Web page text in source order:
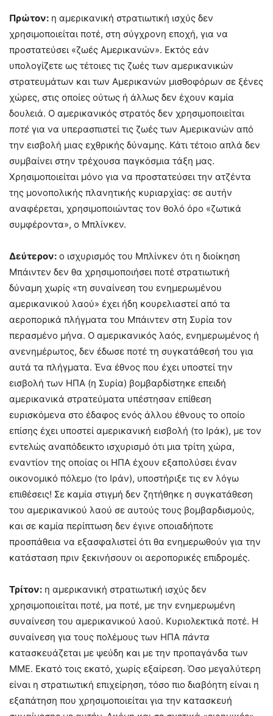
Πρώτον: η αμερικανική στρατιωτική ισχύς δεν
χρησιμοποιείται ποτέ, στη σύγχρονη εποχή, για να
προστατεύσει «ζωές Αμερικανών». Εκτός εάν
υπολογίζετε ως τέτοιες τις ζωές των αμερικανικών
στρατευμάτων και των Αμερικανών μισθοφόρων σε ξένες
χώρες, στις οποίες ούτως ή άλλως δεν έχουν καμία
δουλειά. Ο αμερικανικός στρατός δεν χρησιμοποιείται
ποτέ για να υπερασπιστεί τις ζωές των Αμερικανών από
την εισβολή μιας εχθρικής δύναμης. Κάτι τέτοιο απλά δεν
συμβαίνει στην τρέχουσα παγκόσμια τάξη μας.
Χρησιμοποιείται μόνο για να προστατεύσει την ατζέντα
της μονοπολικής πλανητικής κυριαρχίας: σε αυτήν
αναφέρεται, χρησιμοποιώντας τον θολό όρο «ζωτικά
συμφέροντα», ο Μπλίνκεν.
Δεύτερον: ο ισχυρισμός του Μπλίνκεν ότι η διοίκηση
Μπάιντεν δεν θα χρησιμοποιήσει ποτέ στρατιωτική
δύναμη χωρίς «τη συναίνεση του ενημερωμένου
αμερικανικού λαού» έχει ήδη κουρελιαστεί από τα
αεροπορικά πλήγματα του Μπάιντεν στη Συρία τον
περασμένο μήνα. Ο αμερικανικός λαός, ενημερωμένος ή
ανενημέρωτος, δεν έδωσε ποτέ τη συγκατάθεσή του για
αυτά τα πλήγματα. Ένα έθνος που έχει υποστεί την
εισβολή των ΗΠΑ (η Συρία) βομβαρδίστηκε επειδή
αμερικανικά στρατεύματα υπέστησαν επίθεση
ευρισκόμενα στο έδαφος ενός άλλου έθνους το οποίο
επίσης έχει υποστεί αμερικανική εισβολή (το Ιράκ), με τον
εντελώς αναπόδεικτο ισχυρισμό ότι μια τρίτη χώρα,
εναντίον της οποίας οι ΗΠΑ έχουν εξαπολύσει έναν
οικονομικό πόλεμο (το Ιράν), υποστήριξε τις εν λόγω
επιθέσεις! Σε καμία στιγμή δεν ζητήθηκε η συγκατάθεση
του αμερικανικού λαού σε αυτούς τους βομβαρδισμούς,
και σε καμία περίπτωση δεν έγινε οποιαδήποτε
προσπάθεια να εξασφαλιστεί ότι θα ενημερωθούν για την
κατάσταση πριν ξεκινήσουν οι αεροπορικές επιδρομές.
Τρίτον: η αμερικανική στρατιωτική ισχύς δεν
χρησιμοποιείται ποτέ, μα ποτέ, με την ενημερωμένη
συναίνεση του αμερικανικού λαού. Κυριολεκτικά ποτέ. Η
συναίνεση για τους πολέμους των ΗΠΑ πάντα
κατασκευάζεται με ψεύδη και με την προπαγάνδα των
ΜΜΕ. Εκατό τοις εκατό, χωρίς εξαίρεση. Όσο μεγαλύτερη
είναι η στρατιωτική επιχείρηση, τόσο πιο διαβόητη είναι η
εξαπάτηση που χρησιμοποιείται για την κατασκευή